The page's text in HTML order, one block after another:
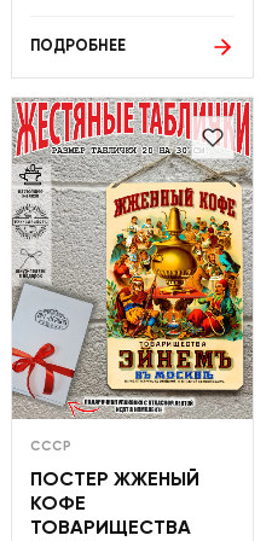
ПОДРОБНЕЕ
СССР
ПОСТЕР ЖЖЕНЫЙ
КОФЕ
ТОВАРИЩЕСТВА